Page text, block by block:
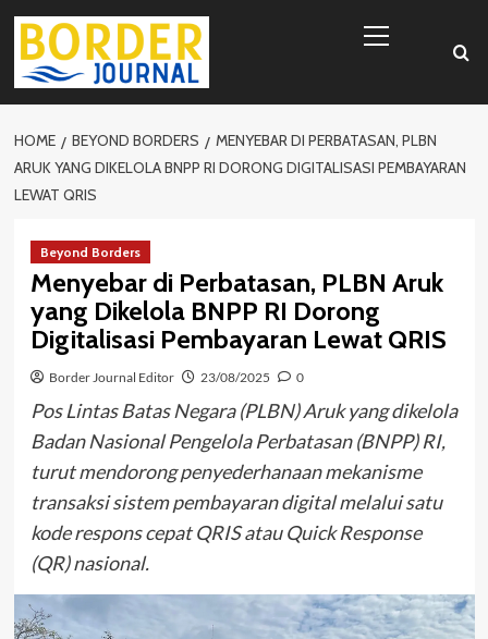
Skip
content
Menu
HOME BEYOND BORDERS
MENYEBAR DI PERBATASAN, PLBN
ARUK YANG DIKELOLA BNPP RI DORONG DIGITALISASI PEMBAYARAN
LEWAT QRIS
Beyond Borders
Menyebar di Perbatasan, PLBN Aruk
yang Dikelola BNPP RI Dorong
Digitalisasi Pembayaran Lewat QRIS
Border Journal Editor 23/08/2025 0
Pos Lintas Batas Negara (PLBN) Aruk yang dikelola
Badan Nasional Pengelola Perbatasan (BNPP) RI,
turut mendorong penyederhanaan mekanisme
transaksi sistem pembayaran digital melalui satu
kode respons cepat QRIS atau Quick Response
(QR) nasional.